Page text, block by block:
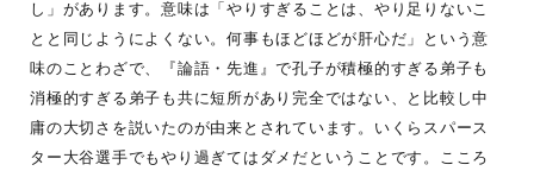
し」があります。意味は「やりすぎることは、やり足りないこ
とと同じようによくない。何事もほどほどが肝心だ」という意
味のことわざで、『論語・先進』で孔子が積極的すぎる弟子も
消極的すぎる弟子も共に短所があり完全ではない、と比較し中
庸の大切さを説いたのが由来とされています。いくらスパース
ター大谷選手でもやり過ぎてはダメだということです。こころ